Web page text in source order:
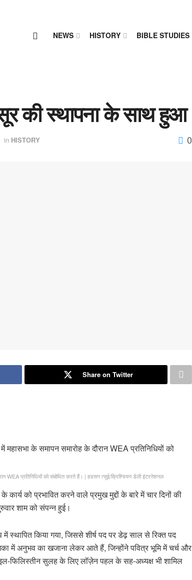
NEWS HISTORY BIBLE STUDIES
की स्थापना के साथ हुआ
in HISTORY 0
Share on Twitter
WEA प्रतिनिधियों को संबोधित करते हैं। | हडसन त्सुई/क्रिश्चियन डेली इंटरनेशनल
को प्रभावित करने वाले प्रमुख मुद्दों के बारे में चार दिनों की
शाम को संपन्न हुई।
किया गया, जिससे शीर्ष पद पर डेढ़ साल से रिक्त पद
में अनुभव का खजाना लेकर आते हैं, जिन्होंने पवित्र भूमि में चर्च और
फिलिस्तीन सुलह के लिए लॉज़ेन पहल के सह-अध्यक्ष भी शामिल